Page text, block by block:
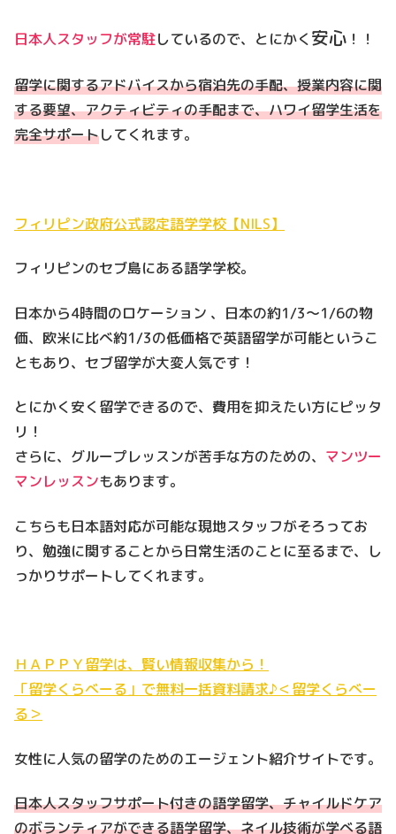
日本人スタッフが常駐しているので、とにかく 安心 ！！
留学に関するアドバイスから宿泊先の手配、授業内容に関
する要望、アクティビティの手配まで、ハワイ留学生活を
完全サポートしてくれます。
フィリピン政府公式認定語学学校【NILS】
フィリピンのセブ島にある語学学校。
日本から4時間のロケーション 、日本の約1/3～1/6の物
価、欧米に比べ約1/3の低価格で英語留学が可能というこ
ともあり、セブ留学が大変人気です！
とにかく安く留学できるので、費用を抑えたい方にピッタ
リ！
さらに、グループレッスンが苦手な方のための、 マンツー
マンレッスンもあります。
こちらも日本語対応が可能な現地スタッフがそろってお
り、勉強に関することから日常生活のことに至るまで、し
っかりサポートしてくれます。
ＨＡＰＰＹ留学は、賢い情報収集から！
「留学くらべーる」で無料一括資料請求♪＜留学くらべー
る＞
女性に人気の留学のためのエージェント紹介サイトです。
日本人スタッフサポート付きの語学留学、チャイルドケア
のボランティアができる語学留学、ネイル技術が学べる語